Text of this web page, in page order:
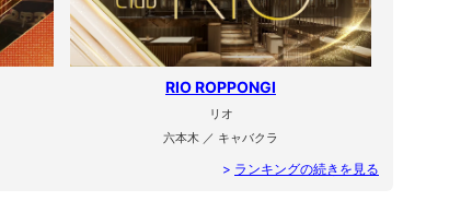
RIO ROPPONGI
リオ
六本木 ／ キャバクラ
> ランキングの続きを見る